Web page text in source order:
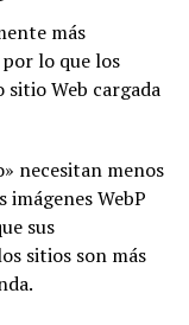
más
lo que los
Web cargada
necesitan menos
WebP
sus
sitios son más